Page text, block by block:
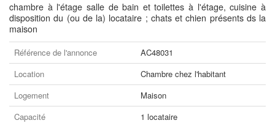
chambre à l'étage salle de bain et toilettes à l'étage, cuisine à
disposition du (ou de la) locataire ; chats et chien présents ds la
maison
Référence de l'annonce
AC48031
Location
Chambre chez l'habitant
Logement
Maison
Capacité
1 locataire